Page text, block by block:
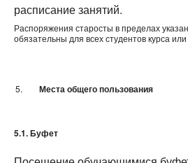
расписание занятий.
Распоряжения старосты в пределах
обязательны для всех студентов курса
Места общего пользования
5.1. Буфет